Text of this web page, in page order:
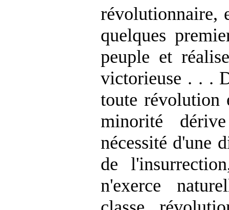
révolutionnaire,
quelques
peuple et
victorieuse . . .
toute révolution
minorité
nécessité d'une
de
n'exerce